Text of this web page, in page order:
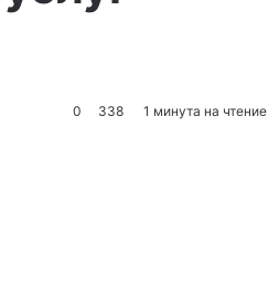
0 338 1 минута на чтение